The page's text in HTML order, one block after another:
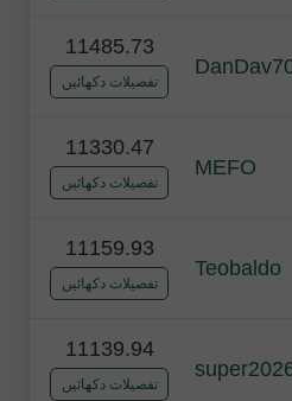
11485.73
تفصیلات دکھائیں
MEFO
11330.47
تفصیلات دکھائیں
Teobaldo
11159.93
تفصیلات دکھائیں
11139.94
تفصیلات دکھائیں